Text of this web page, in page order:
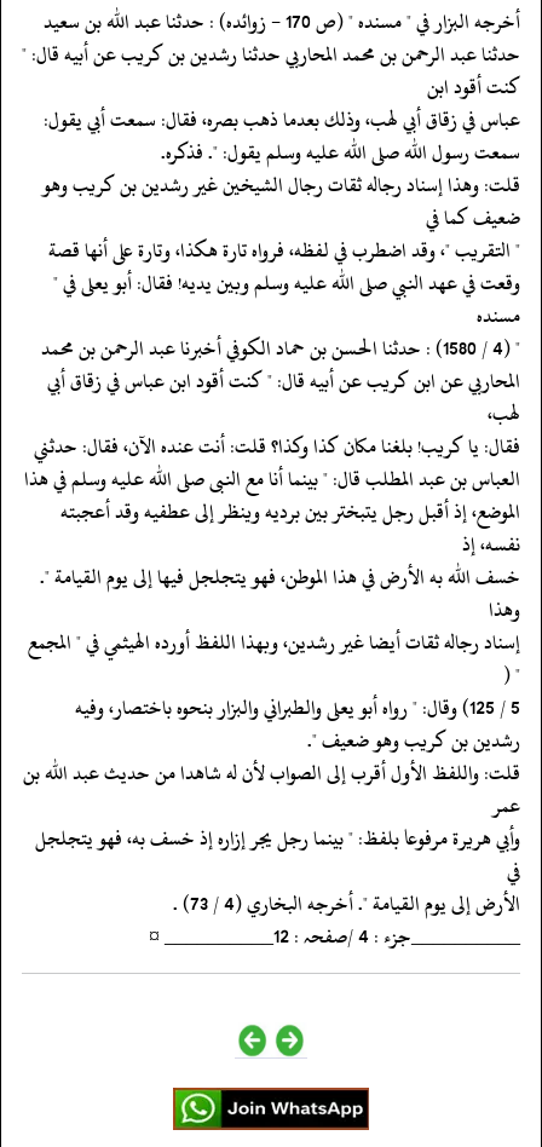
‏‏‏‏أخرجه البزار في " مسنده " (ص 170 - زوائده) : حدثنا عبد الله بن سعيد
‏‏‏‏حدثنا عبد الرحمن بن محمد المحاربي حدثنا رشدين بن كريب عن أبيه قال: "
كنت أقود ابن
‏‏‏‏عباس في زقاق أبي لهب، وذلك بعدما ذهب بصره، فقال: سمعت أبي يقول:
‏‏‏‏سمعت رسول الله صلى الله عليه وسلم يقول: ". فذكره.
‏‏‏‏قلت: وهذا إسناد رجاله ثقات رجال الشيخين غير رشدين بن كريب وهو
ضعيف كما في
‏‏‏‏" التقريب "، وقد اضطرب في لفظه، فرواه تارة هكذا، وتارة على أنها قصة
‏‏‏‏وقعت في عهد النبي صلى الله عليه وسلم وبين يديه! فقال: أبو يعلى في "
مسنده
‏‏‏‏" (4 / 1580) : حدثنا الحسن بن حماد الكوفي أخبرنا عبد الرحمن بن محمد
‏‏‏‏المحاربي عن ابن كريب عن أبيه قال: " كنت أقود ابن عباس في زقاق أبي
لهب،
‏‏‏‏فقال: يا كريب! بلغنا مكان كذا وكذا؟ قلت: أنت عنده الآن، فقال: حدثني
‏‏‏‏العباس بن عبد المطلب قال: " بينما أنا مع النبى صلى الله عليه وسلم في هذا
‏‏‏‏الموضع، إذ أقبل رجل يتبختر بين برديه وينظر إلى عطفيه وقد أعجبته
نفسه، إذ
‏‏‏‏خسف الله به الأرض في هذا الموطن، فهو يتجلجل فيها إلى يوم القيامة ".
وهذا
‏‏‏‏إسناد رجاله ثقات أيضا غير رشدين، وبهذا اللفظ أورده الهيثمي في " المجمع
" (
‏‏‏‏رشدين بن كريب وهو ضعيف ".
‏‏‏‏قلت: واللفظ الأول أقرب إلى الصواب لأن له شاهدا من حديث عبد الله بن
عمر
‏‏‏‏وأبي هريرة مرفوعا بلفظ: " بينما رجل يجر إزاره إذ خسف به، فهو يتجلجل
في
‏‏‏‏الأرض إلى يوم القيامة ". أخرجه البخاري (4 / 73) .
‏‏‏‏__________جزء : 4 /صفحہ : 12__________ ¤